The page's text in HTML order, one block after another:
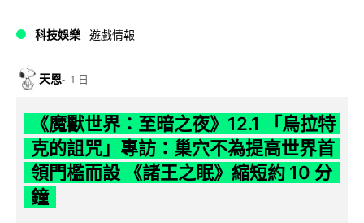
科技娛樂 遊戲情報
天恩 1 日
《魔獸世界：至暗之夜》12.1 「烏拉特
克的詛咒」專訪：巢穴不為提高世界首
領門檻而設 《諸王之眠》縮短約 10 分
鐘